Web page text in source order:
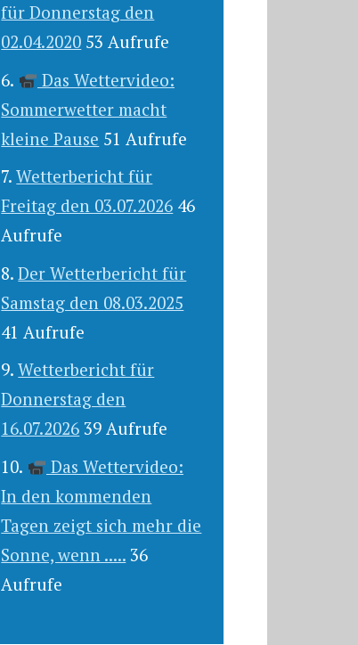
für Donnerstag den
02.04.2020 53 Aufrufe
Das Wettervideo:
Sommerwetter macht
kleine Pause 51 Aufrufe
Wetterbericht für
Freitag den 03.07.2026 46
Aufrufe
Der Wetterbericht für
Samstag den 08.03.2025
41 Aufrufe
Wetterbericht für
Donnerstag den
16.07.2026 39 Aufrufe
Das Wettervideo:
In den kommenden
Tagen zeigt sich mehr die
Sonne, wenn ..... 36
Aufrufe